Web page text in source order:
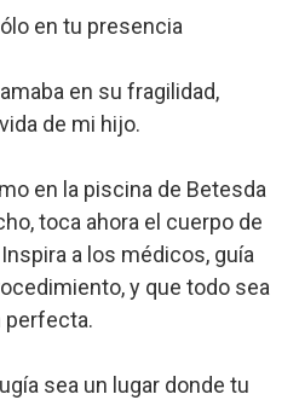
en tu presencia
en su fragilidad,
de mi hijo.
en la piscina de Betesda
toca ahora el cuerpo de
a los médicos, guía
y que todo sea
perfecta.
sea un lugar donde tu